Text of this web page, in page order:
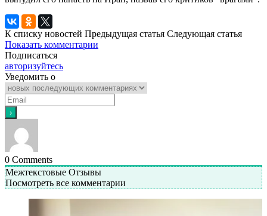
К списку новостей Предыдущая статья Следующая статья
Показать комментарии
Подписаться
авторизуйтесь
Уведомить о
0 Comments
Межтекстовые Отзывы
Посмотреть все комментарии